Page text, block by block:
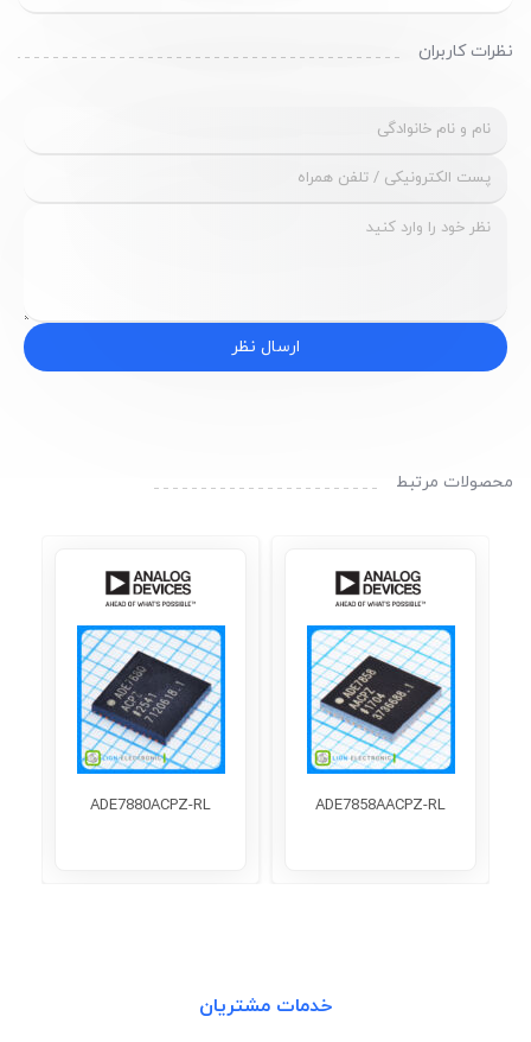
نظرات کاربران
ارسال نظر
محصولات مرتبط
ADE7858AACPZ-RL
ADE7880ACPZ-RL
خدمات مشتریان